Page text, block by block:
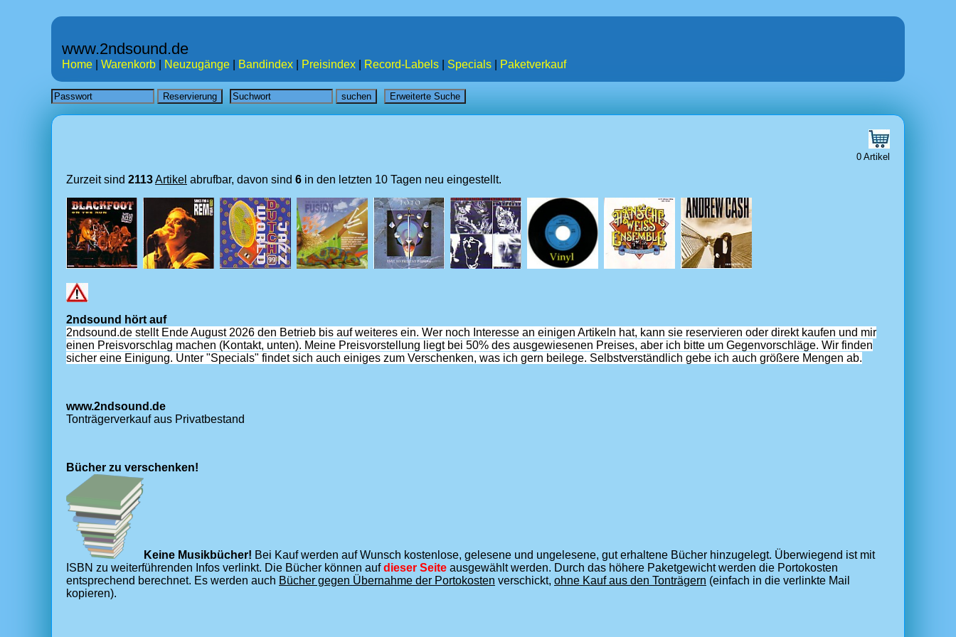
www.2ndsound.de
Home Warenkorb Neuzugänge Bandindex Preisindex Record-Labels Specials Paketverkauf
0 Artikel
Zurzeit sind 2113Artikel abrufbar, davon sind 6 in den letzten 10 Tagen neu eingestellt.
2ndsound hört auf
2ndsound.de stellt Ende August 2026 den Betrieb bis auf weiteres ein. Wer noch Interesse an einigen Artikeln hat, kann sie reservieren oder direkt kaufen und mir
einen Preisvorschlag machen (Kontakt, unten). Meine Preisvorstellung liegt bei 50% des ausgewiesenen Preises, aber ich bitte um Gegenvorschläge. Wir finden
sicher eine Einigung. Unter "Specials" findet sich auch einiges zum Verschenken, was ich gern beilege. Selbstverständlich gebe ich auch größere Mengen ab.
www.2ndsound.de
Tonträgerverkauf aus Privatbestand
Bücher zu verschenken!
Keine Musikbücher! Bei Kauf werden auf Wunsch kostenlose, gelesene und ungelesene, gut erhaltene Bücher hinzugelegt. Überwiegend ist mit
ISBN zu weiterführenden Infos verlinkt. Die Bücher können aufdieser Seite ausgewählt werden. Durch das höhere Paketgewicht werden die Portokosten
entsprechend berechnet. Es werden auch Bücher gegen Übernahme der Portokosten verschickt, ohne Kauf aus den Tonträgern (einfach in die verlinkte Mail
kopieren).